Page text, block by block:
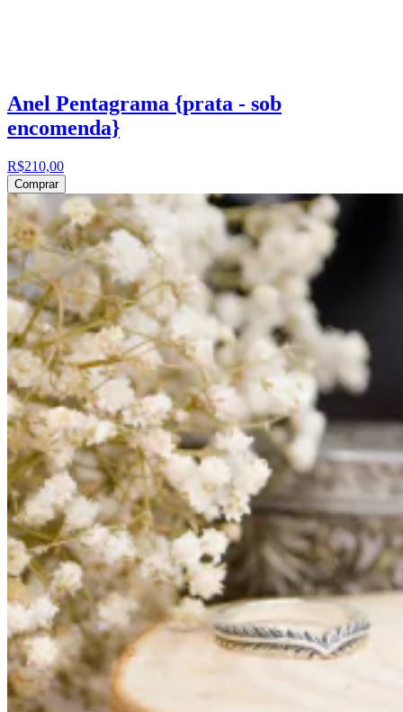
Anel Pentagrama {prata - sob
encomenda}
R$210,00
Comprar